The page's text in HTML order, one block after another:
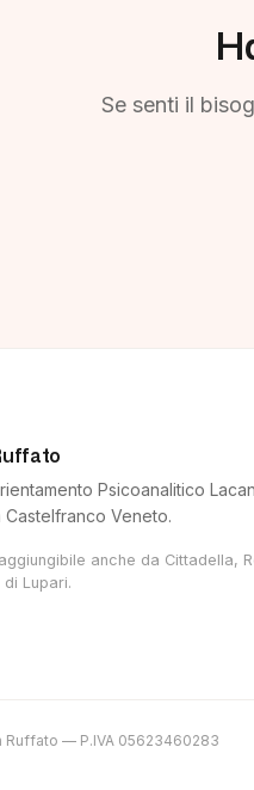
Se senti il
Psicoanalitico
Veneto.
anche da Cittadella,
Lupari.
Ruffato — P.IVA 05623460283